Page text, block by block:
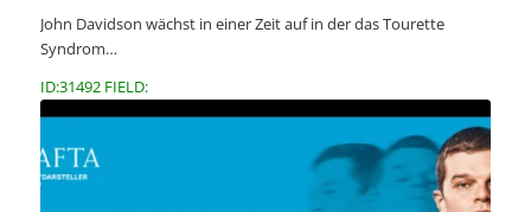
John Davidson wächst in einer Zeit auf in der das Tourette
Syndrom…
ID:31492 FIELD: